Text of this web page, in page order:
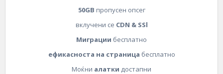
50GB пропусен опсег
вклучени се CDN & SSl
Миграции бесплатно
ефикасноста на страница бесплатно
Моќни алатки достапни